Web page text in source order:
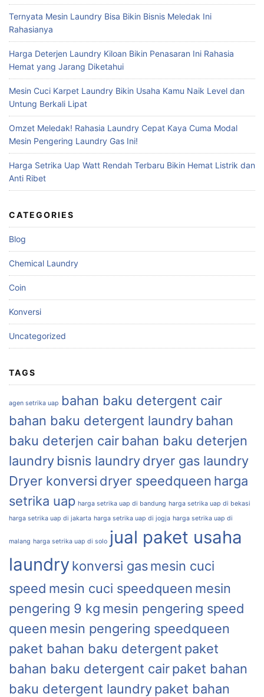
Ternyata Mesin Laundry Bisa Bikin Bisnis Meledak Ini
Rahasianya
Harga Deterjen Laundry Kiloan Bikin Penasaran Ini Rahasia
Hemat yang Jarang Diketahui
Mesin Cuci Karpet Laundry Bikin Usaha Kamu Naik Level dan
Untung Berkali Lipat
Omzet Meledak! Rahasia Laundry Cepat Kaya Cuma Modal
Mesin Pengering Laundry Gas Ini!
Harga Setrika Uap Watt Rendah Terbaru Bikin Hemat Listrik dan
Anti Ribet
CATEGORIES
Blog
Chemical Laundry
Coin
Konversi
Uncategorized
TAGS
agen setrika uap bahan baku detergent cair
bahan baku detergent laundry bahan
baku deterjen cair bahan baku deterjen
laundry bisnis laundrydryer gas laundry
Dryer konversi dryer speedqueen harga
setrika uap harga setrika uap di bandung harga setrika uap di bekasi
harga setrika uap di jakarta harga setrika uap di jogja harga setrika uap di
malang harga setrika uap di solo jual paket usaha
laundrykonversi gasmesin cuci
speed mesin cuci speedqueen mesin
pengering 9 kg mesin pengering speed
queen mesin pengering speedqueen
paket bahan baku detergent paket
bahan baku detergent cairpaket bahan
baku detergent laundrypaket bahan